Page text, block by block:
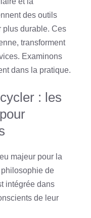
des outils
plus durable. Ces
transforment
Examinons
dans la pratique.
: les
majeur pour la
philosophie de
intégrée dans
de leur